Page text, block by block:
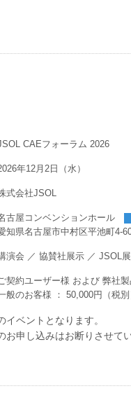
CAEフォーラム 2026
年12月2日（水）
式会社JSOL
古屋コンベンションホール
知県名古屋市中村区平池町4-
演会 ／ 協賛社展示 ／ JSOL
契約ユーザー様 および 弊社
般のお客様 ： 50,000円（税別
ベントとなります。
申し込みはお断りさせて